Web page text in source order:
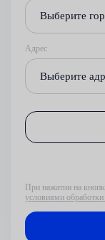
Выберите
Адрес
Выберите
При нажатии на
условиями